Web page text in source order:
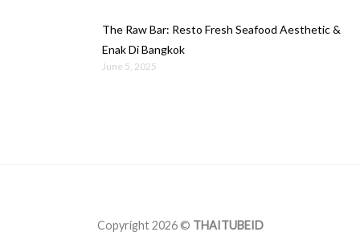
The Raw Bar: Resto Fresh Seafood Aesthetic &
Enak Di Bangkok
June 5, 2025
Copyright 2026 © THAITUBEID